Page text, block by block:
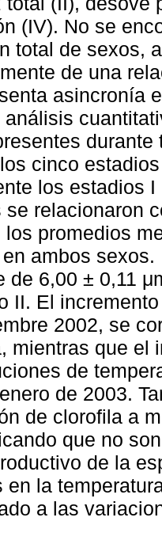
(IV). No se
total de sexos,
de una
asincronía
análisis
cinco
los estadios
se relacionaron
los promedios
ambos
de 6,00 ± 0,11
II. El
2002, se
mientras que el
de
de 2003.
de clorofila a
que no
de la
en la
a las